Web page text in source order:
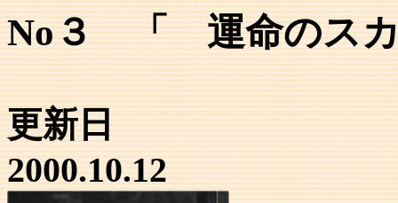
No３ 「 運命のス
更新日
2000.10.12